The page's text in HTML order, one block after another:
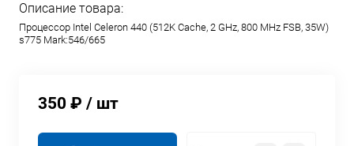
Описание товара:
Процессор Intel Celeron 440 (512K Cache, 2 GHz, 800 MHz FSB, 35W)
s775 Mark:546/665
350 ₽ / шт